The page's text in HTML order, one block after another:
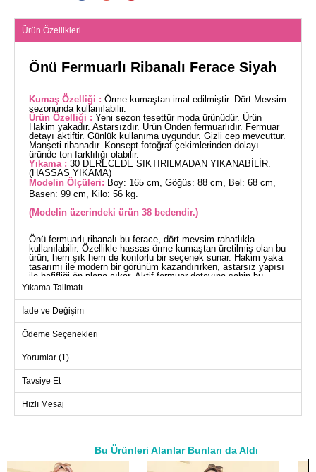
Ürün Özellikleri
Önü Fermuarlı Ribanalı Ferace Siyah
Kumaş Özelliği : Örme kumaştan imal edilmiştir. Dört Mevsim
sezonunda kullanılabilir.
Ürün Özelliği : Yeni sezon tesettür moda ürünüdür. Ürün
Hakim yakadır. Astarsızdır. Ürün Önden fermuarlıdır. Fermuar
detayı aktiftir. Günlük kullanıma uygundur. Gizli cep mevcuttur.
Manşeti ribanadır. Konsept fotoğraf çekimlerinden dolayı
üründe ton farklılığı olabilir.
Yıkama : 30 DERECEDE SIKTIRILMADAN YIKANABİLİR.
(HASSAS YIKAMA)
Modelin Ölçüleri: Boy: 165 cm, Göğüs: 88 cm, Bel: 68 cm,
Basen: 99 cm, Kilo: 56 kg.
(Modelin üzerindeki ürün 38 bedendir.)
Önü fermuarlı ribanalı bu ferace, dört mevsim rahatlıkla
kullanılabilir. Özellikle hassas örme kumaştan üretilmiş olan bu
ürün, hem şık hem de konforlu bir seçenek sunar. Hakim yaka
tasarımı ile modern bir görünüm kazandırırken, astarsız yapısı
ile hafifliği ön plana çıkar. Aktif fermuar detayına sahip bu
model, günlük kullanım için idealdir. Gizli cep detayı ekstra
(CM)
Beden
38
42
106 94
134
44
110 96
134
120 104 134
Yıkama Talimatı
İade ve Değişim
Ödeme Seçenekleri
Yorumlar (1)
Tavsiye Et
Hızlı Mesaj
Bu Ürünleri Alanlar Bunları da Aldı
a>